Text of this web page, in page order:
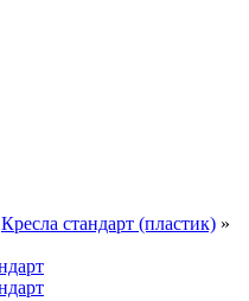
Кресла стандарт (пластик) »